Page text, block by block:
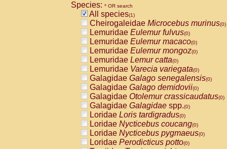
CebidaeCebus capucinus
CebidaeCebus nigrivittatus
CebidaeCebus spp.(0)
CebidaeSaimiri boliviensis(0)
CebidaeSaimiri sciureus(0)
AtelidaeAlouatta caraya(0)
AtelidaeAlouatta fusca(0)
AtelidaeAlouatta seniculus(0)
AtelidaeAlouattaspp.(0)
AtelidaeAteles belzebuth(0)
AtelidaeAteles geoffroyi(0)
AtelidaeAteles paniscus(0)
AtelidaeAtelesspp.(0)
AtelidaeLagothrix lagothricha(0)
AtelidaeLagothrix lagothricha cana
PitheciidaeCacajao calvus
Species: * OR search
All species(1)
Cheirogaleidae Microcebus murinus(0)
Lemuridae Eulemur fulvus(0)
Lemuridae Eulemur macaco(0)
Lemuridae Eulemur mongoz(0)
Lemuridae Lemur catta(0)
Lemuridae Varecia variegata(0)
Galagidae Galago senegalensis(0)
Galagidae Galago demidovii(0)
Galagidae Otolemur crassicaudatus(0)
Galagidae Galagidae spp.(0)
Loridae Loris tardigradus(0)
Loridae Nycticebus coucang(0)
Loridae Nycticebus pygmaeus(0)
Loridae Perodicticus potto(0)